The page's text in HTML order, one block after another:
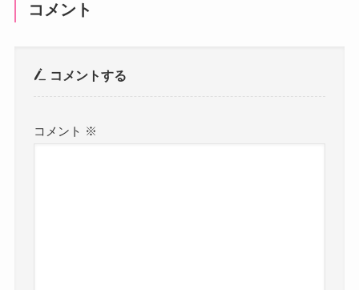
コメント
コメントする
コメント ※